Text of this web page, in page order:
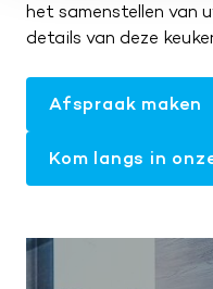
het samenstellen van
details van deze
Afspraak maken
Kom langs in